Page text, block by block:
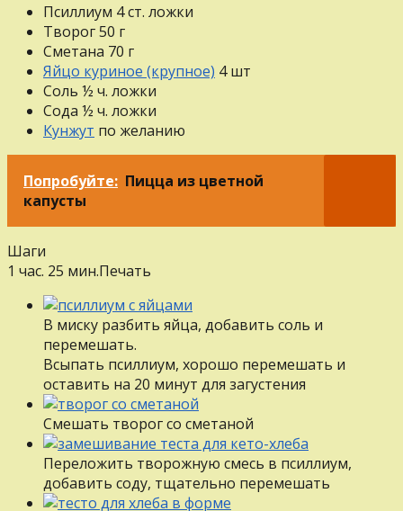
Псиллиум 4ст. ложки
Творог50 г
Сметана 70 г
Яйцо куриное (крупное) 4шт
Соль ½ ч. ложки
Сода ½ ч. ложки
Кунжут по желанию
Попробуйте: Пицца из цветной
капусты
Шаги
1 час. 25 мин.Печать
В миску разбить яйца, добавить соль и
перемешать.
Всыпать псиллиум, хорошо перемешать и
оставить на 20 минут для загустения
Смешать творог со сметаной
Переложить творожную смесь в псиллиум,
добавить соду, тщательно перемешать